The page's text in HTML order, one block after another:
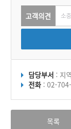
고객의견
담당부서 : 지
전화 : 02-
목록